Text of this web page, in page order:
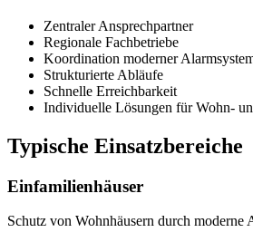
Zentraler Ansprechpartner
Regionale Fachbetriebe
Koordination moderner
Strukturierte Abläufe
Schnelle Erreichbarkeit
Individuelle Lösungen für Wohn-
Typische Einsatzbereiche
Einfamilienhäuser
Schutz von Wohnhäusern durch